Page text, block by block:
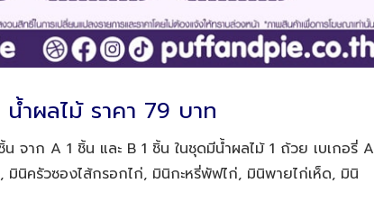
ำผลไม้ ราคา 79 บาท
จาก A 1 ชิ้น และ B 1 ชิ้น ในชุดมีน้ำผลไม้ 1 ถ้วย เบเกอรี่ A
มินิครัวซองไส้กรอกไก่, มินิกะหรี่พัฟไก่, มินิพายไก่เห็ด, มินิ